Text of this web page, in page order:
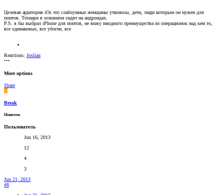
Целевая аудитория iOs это слабоумные женщины утконосы, дети, люди которым он нужен для
понтов. Технари в основном сидят на андроидах.
P.S. я бы выбрал iPhone для понтов, не вижу ниодного преимущества из операционок над кем то,
все одинаковые, все убогие, все
Reactions: Joslian
•••
More options
Share
B
Break
Новичок
Пользователь
Jun 16, 2013
12
4
3
Jun 21, 2013
#8